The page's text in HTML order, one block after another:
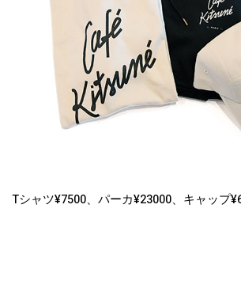
Tシャツ¥7500、パーカ¥23000、キャップ